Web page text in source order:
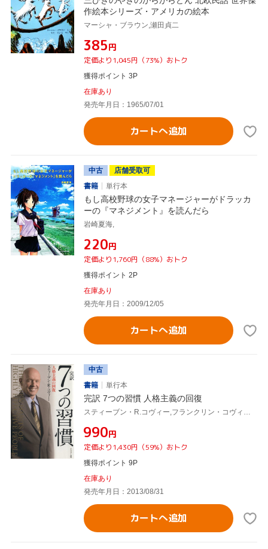
作絵本シリーズ・アメリカの絵本
マーシャ・ブラウン,瀬田貞二
¥385円
定価より1,045円（73%）おトク
獲得ポイント 3P
在庫あり
発売年月日：1965/07/01
カートへ追加
中古
店舗受取可
書籍
単行本
もし高校野球の女子マネージャーがドラッカ
ーの『マネジメント』を読んだら
岩崎夏海,
¥220円
定価より1,760円（88%）おトク
獲得ポイント 2P
在庫あり
発売年月日：2009/12/05
カートへ追加
中古
書籍
単行本
完訳 7つの習慣 人格主義の回復
スティーブン・R.コヴィー,フランクリン・コヴィー・ジャパン
¥990円
定価より1,430円（59%）おトク
獲得ポイント 9P
在庫あり
発売年月日：2013/08/31
カートへ追加